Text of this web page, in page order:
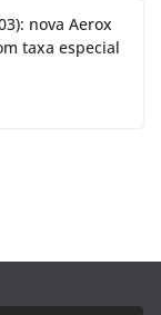
nova Aerox
taxa especial